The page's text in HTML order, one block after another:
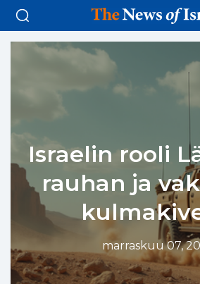
Israelin rooli
rauhan ja
marraskuu 07,